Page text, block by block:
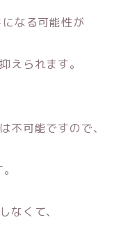
なる可能性が
えられます。
不可能ですので、
なくて、